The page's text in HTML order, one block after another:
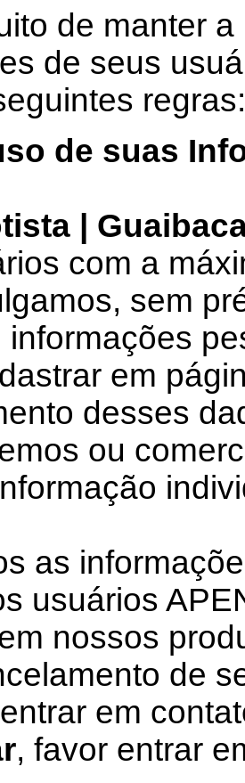
de manter
de seus
regras:
de suas
|
com a
sem
informações
em
desses
ou
as
usuários
nossos
de
em
, favor entrar